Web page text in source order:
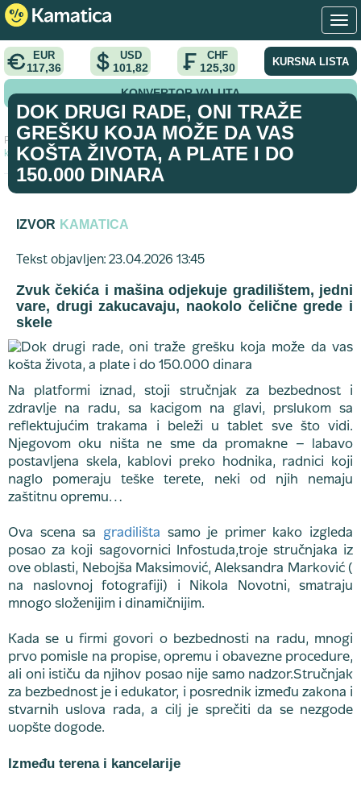
EUR
117,36
USD
101,82
CHF
125,30 KURSNA LISTA
KONVERTOR VALUTA
Početna > vest >
Dok drugi rade, oni traže grešku koja može da vas
košta života, a plate i do 150.000 dinara
DOK DRUGI RADE, ONI TRAŽE
GREŠKU KOJA MOŽE DA VAS
KOŠTA ŽIVOTA, A PLATE I DO
150.000 DINARA
IZVOR KAMATICA
Tekst objavljen: 23.04.2026 13:45
Zvuk čekića i mašina odjekuje gradilištem, jedni
vare, drugi zakucavaju, naokolo čelične grede i
skele
Na platformi iznad, stoji stručnjak za bezbednost i
zdravlje na radu, sa kacigom na glavi, prslukom sa
reflektujućim trakama i beleži u tablet sve što vidi.
Njegovom oku ništa ne sme da promakne – labavo
postavljena skela, kablovi preko hodnika, radnici koji
naglo pomeraju teške terete, neki od njih nemaju
zaštitnu opremu…
Ova scena sa gradilišta samo je primer kako izgleda
posao za koji sagovornici Infostuda,troje stručnjaka iz
ove oblasti, Nebojša Maksimović, Aleksandra Marković (
na naslovnoj fotografiji) i Nikola Novotni, smatraju
mnogo složenijim i dinamičnijim.
Kada se u firmi govori o bezbednosti na radu, mnogi
prvo pomisle na propise, opremu i obavezne procedure,
ali oni ističu da njihov posao nije samo nadzor.Stručnjak
za bezbednost je i edukator, i posrednik između zakona i
stvarnih uslova rada, a cilj je sprečiti da se nezgode
uopšte dogode.
Između terena i kancelarije